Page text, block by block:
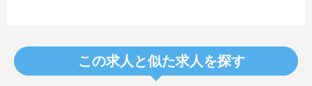
この求人と似た求人を探す